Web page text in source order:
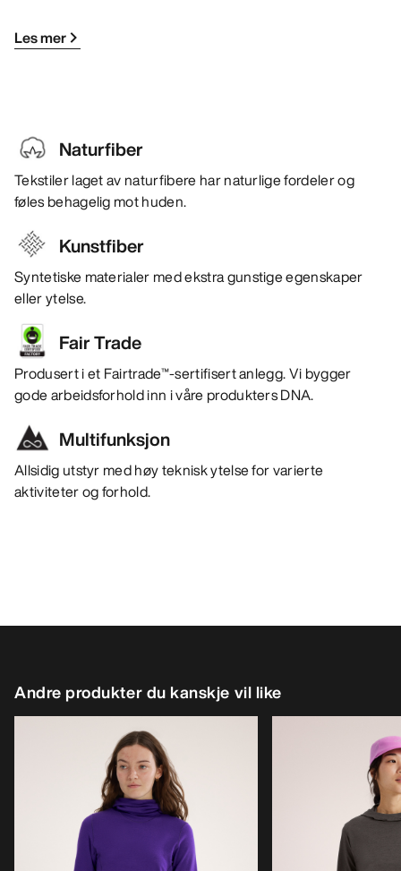
Les mer
Naturfiber
Tekstiler laget av naturfibere har naturlige fordeler og
føles behagelig mot huden.
Kunstfiber
Syntetiske materialer med ekstra gunstige egenskaper
eller ytelse.
Fair Trade
Produsert i et Fairtrade™-sertifisert anlegg. Vi bygger
gode arbeidsforhold inn i våre produkters DNA.
Multifunksjon
Allsidig utstyr med høy teknisk ytelse for varierte
aktiviteter og forhold.
Andre produkter du kanskje vil like